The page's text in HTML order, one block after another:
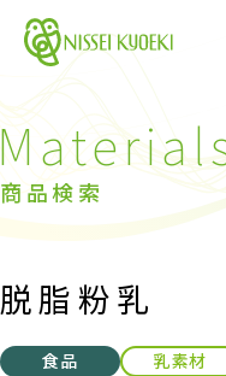
商品検索
脱脂粉乳
食品 乳素材